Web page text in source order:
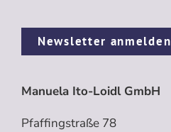
Newsletter anmelden
Manuela Ito-Loidl GmbH
Pfaffingstraße 78